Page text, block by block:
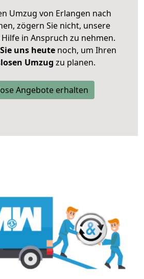
Umzug von Erlangen nach
zögern Sie nicht, unsere
in Anspruch zu nehmen.
uns heutenoch, um Ihren
Umzug zu planen.
Angebote erhalten